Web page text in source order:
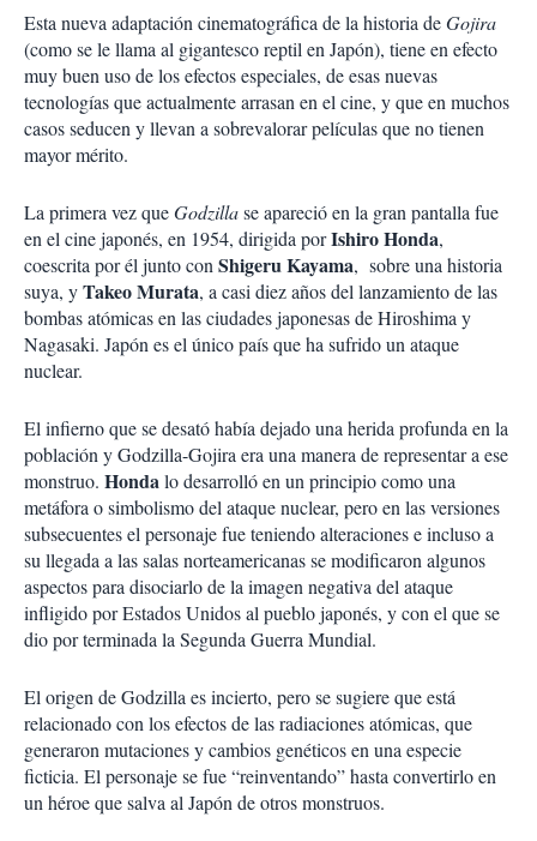
Esta nueva adaptación cinematográfica de la historia deGojira
(como se le llama al gigantesco reptil en Japón), tiene en efecto
muy buen uso de los efectos especiales, de esas nuevas
tecnologías que actualmente arrasan en el cine, y que en muchos
casos seducen y llevan a sobrevalorar películas que no tienen
mayor mérito.
La primera vez queGodzillase apareció en la gran pantalla fue
en el cine japonés, en 1954, dirigida porIshiro Honda,
coescrita por él junto con Shigeru Kayama, sobre una historia
suya, yTakeo Murata, a casi diez años del lanzamiento de las
bombas atómicas en las ciudades japonesas de Hiroshima y
Nagasaki. Japón es el único país que ha sufrido un ataque
nuclear.
El infierno que se desató había dejado una herida profunda en la
población y Godzilla-Gojira era una manera de representar a ese
monstruo. Hondalo desarrolló en un principio como una
metáfora o simbolismo del ataque nuclear, pero en las versiones
subsecuentes el personaje fue teniendo alteraciones e incluso a
su llegada a las salas norteamericanas se modificaron algunos
aspectos para disociarlo de la imagen negativa del ataque
infligido por Estados Unidos al pueblo japonés, y con el que se
dio por terminada la Segunda Guerra Mundial.
El origen de Godzilla es incierto, pero se sugiere que está
relacionado con los efectos de las radiaciones atómicas, que
generaron mutaciones y cambios genéticos en una especie
ficticia. El personaje se fue “reinventando” hasta convertirlo en
un héroe que salva al Japón de otros monstruos.